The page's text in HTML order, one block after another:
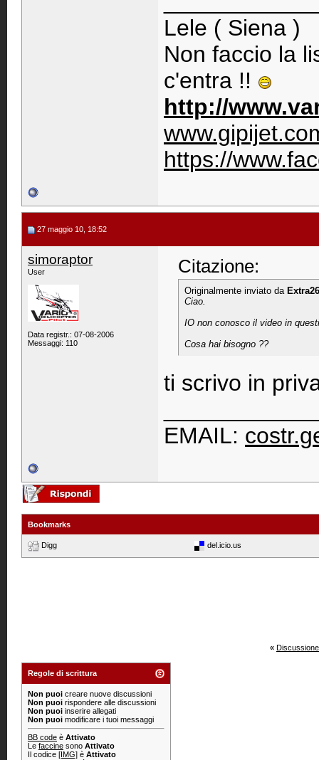
Lele ( Siena )
Non faccio la
c'entra !!
http://
https://
27 maggio 10, 18:52
simoraptor
User
Data registr.: 07-08-2006
Messaggi: 110
Citazione:
Originalmente inviato da
Ciao.
IO non conosco il video in
Cosa hai bisogno ??
ti scrivo in
EMAIL:
Bookmarks
Digg del.icio.us
«
Regole di scrittura
Non puoi creare nuove discussioni
Non puoi rispondere alle discussioni
Non puoi inserire allegati
Non puoi modificare i tuoi messaggi
BB code è Attivato
Le faccine sono Attivato
Il codice [IMG] è Attivato